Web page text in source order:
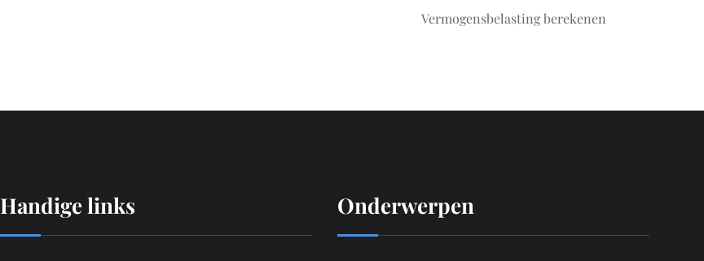
Vermogensbelasting berekenen
Handige links Onderwerpen